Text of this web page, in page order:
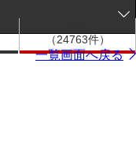
（24763件）
一覧画面へ戻る